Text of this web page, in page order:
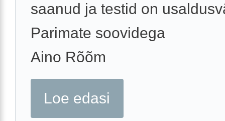
saanud ja testid on
Parimate soovidega
Aino Rõõm
Loe edasi